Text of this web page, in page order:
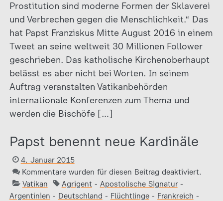
Prostitution sind moderne Formen der Sklaverei
und Verbrechen gegen die Menschlichkeit.“ Das
hat Papst Franziskus Mitte August 2016 in einem
Tweet an seine weltweit 30 Millionen Follower
geschrieben. Das katholische Kirchenoberhaupt
belässt es aber nicht bei Worten. In seinem
Auftrag veranstalten Vatikanbehörden
internationale Konferenzen zum Thema und
werden die Bischöfe […]
Papst benennt neue Kardinäle
4. Januar 2015
Kommentare wurden für diesen Beitrag deaktiviert.
Vatikan
Agrigent - Apostolische Signatur-
Argentinien - Deutschland - Flüchtlinge- Frankreich -